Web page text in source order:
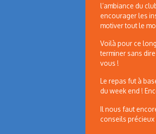
l’ambiance du
encourager les
motiver tout le
Voilà pour ce
terminer sans
vous !
Le repas fut à
du week end !
Il nous faut
conseils